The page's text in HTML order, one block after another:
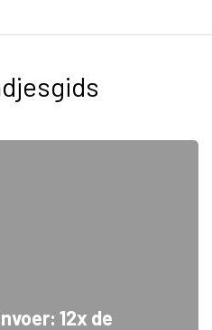
12x de